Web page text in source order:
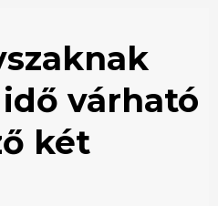
várható
két